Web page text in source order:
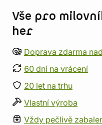
Vše pro
her
Doprava zdarma
60 dní na vrácení
20 let na trhu
Vlastní výroba
Vždy pečlivě